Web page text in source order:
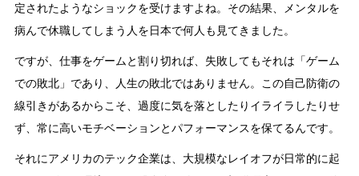
定されたようなショックを受けますよね。その結果、メンタルを
病んで休職してしまう人を日本で何人も見てきました。
ですが、仕事をゲームと割り切れば、失敗してもそれは「ゲーム
での敗北」であり、人生の敗北ではありません。この自己防衛の
線引きがあるからこそ、過度に気を落としたりイライラしたりせ
ず、常に高いモチベーションとパフォーマンスを保てるんです。
それにアメリカのテック企業は、大規模なレイオフが日常的に起